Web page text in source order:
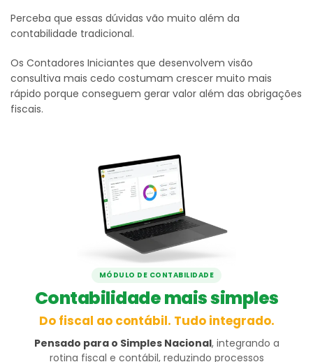
Perceba que essas dúvidas vão muito além da
contabilidade tradicional.
Os Contadores Iniciantes que desenvolvem visão
consultiva mais cedo costumam crescer muito mais
rápido porque conseguem gerar valor além das obrigações
fiscais.
MÓDULO DE CONTABILIDADE
Contabilidade mais simples
Do fiscal ao contábil. Tudo integrado.
Pensado para o Simples Nacional, integrando a
rotina fiscal e contábil, reduzindo processos